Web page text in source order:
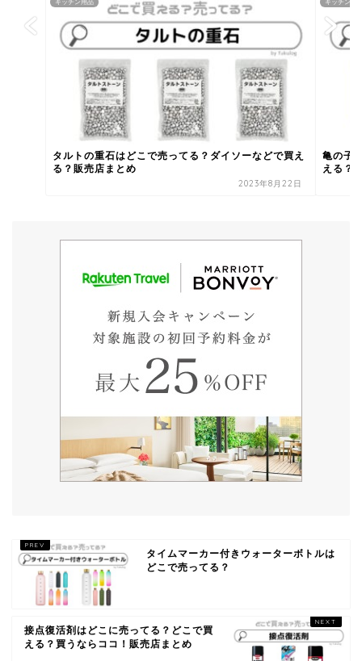
キッチン用品
タルトの重石はどこで売ってる？ダイソーなどで買え
る？販売店まとめ
2023年8月22日
キッチン用
亀の子
える？
タイムマーカー付きウォーターボトルは
どこで売ってる？
接点復活剤はどこに売ってる？どこで買
える？買うならココ！販売店まとめ